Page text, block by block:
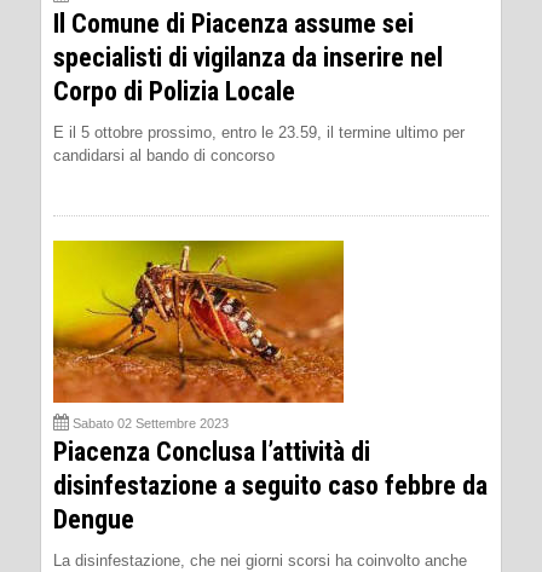
Il Comune di Piacenza assume sei
specialisti di vigilanza da inserire nel
Corpo di Polizia Locale
E il 5 ottobre prossimo, entro le 23.59, il termine ultimo per
candidarsi al bando di concorso
Sabato 02 Settembre 2023
Piacenza Conclusa l’attività di
disinfestazione a seguito caso febbre da
Dengue
La disinfestazione, che nei giorni scorsi ha coinvolto anche